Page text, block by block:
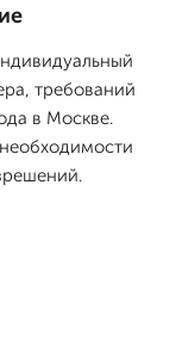
требований
в Москве.